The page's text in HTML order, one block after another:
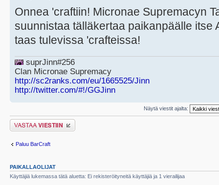
Onnea 'craftiin! Micronae Supremacyn
suunnistaa tälläkertaa paikanpäälle itse
taas tulevissa 'crafteissa!
suprJinn#256
Clan Micronae Supremacy
http://sc2ranks.com/eu/1665525/Jinn
http://twitter.com/#!/GGJinn
Näytä viestit ajalta:
Lähetä vastaus
Paluu BarCraft
PAIKALLAOLIJAT
Käyttäjiä lukemassa tätä aluetta: Ei rekisteröityneitä käyttäjiä ja 1 vierailijaa